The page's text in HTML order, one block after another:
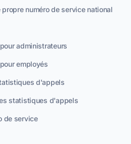
numéro de service national
administrateurs
employés
d'appels
statistiques d'appels
de service